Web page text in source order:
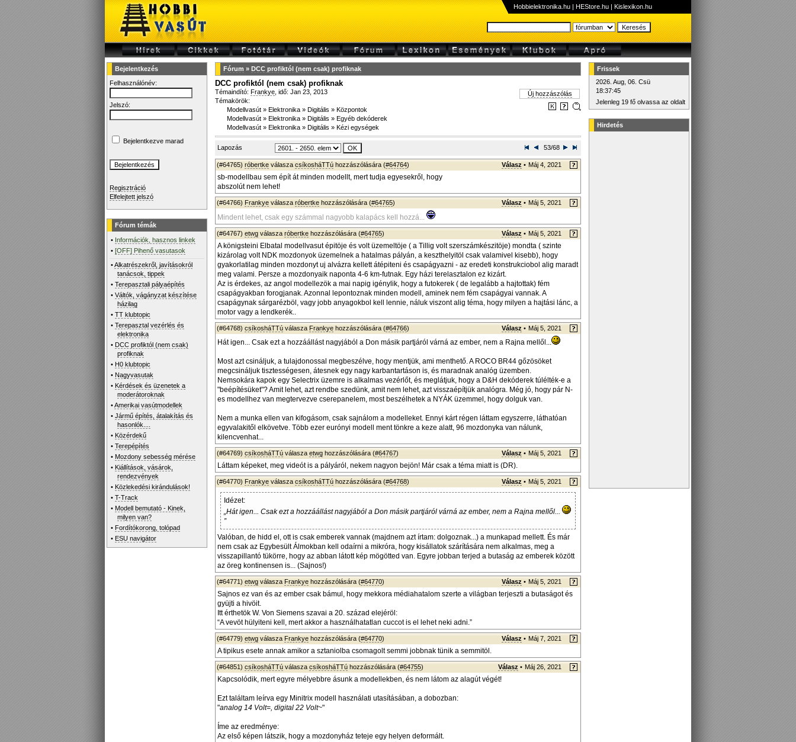
Hobbielektronika.hu | HEStore.hu | Kislexikon.hu
Bejelentkezés
Felhasználónév:
Jelszó:
Bejelentkezve marad
Regisztráció
Elfelejtett jelszó
Fórum témák
• Információk, hasznos linkek
•[OFF] Pihenő vasutasok
•Alkatrészekről, javításokról
tanácsok, tippek
•Terepasztali pályaépítés
•Váltók, vágányzat készítése
házilag
•TT klubtopic
•Terepasztal vezérlés és
elektronika
• DCC profiktól (nem csak)
profiknak
• H0 klubtopic
• Nagyvasutak
• Kérdések és üzenetek a
moderátoroknak
•Amerikai vasútmodellek
•Jármű építés, átalakítás és
hasonlók....
• Közérdekű
•Terepépítés
• Mozdony sebesség mérése
• Kiállítások, vásárok,
rendezvények
• Közlekedési kirándulások!
•T-Track
• Modell bemutató - Kinek,
milyen van?
• Fordítókorong, tolópad
• ESU navigátor
Fórum » DCC profiktól (nem csak) profiknak
DCC profiktól (nem csak) profiknak
Témaindító: Frankye , idő: Jan 23, 2013
Témakörök:
Modellvasút » Elektronika » Digitális » Központok
Modellvasút » Elektronika » Digitális » Egyéb dekóderek
Modellvasút » Elektronika » Digitális » Kézi egységek
Új hozzászólás
Lapozás 53/68
(#64765) róbertke válasza csíkosháTTú hozzászólására (#64764) Válasz • Máj 4, 2021
sb-modellbau sem épít át minden modellt, mert tudja egyesekről, hogy
abszolút nem lehet!
(#64766) Frankye válasza róbertke hozzászólására (#64765) Válasz • Máj 5, 2021
Mindent lehet, csak egy számmal nagyobb kalapács kell hozzá...
(#64767) etwg válasza róbertke hozzászólására (#64765) Válasz • Máj 5, 2021
A königsteini Elbatal modellvasut épitöje és volt üzemeltöje ( a Tillig volt szerszámkészitöje) mondta ( szinte
kizárolag volt NDK mozdonyok üzemelnek a hatalmas pályán, a keszthelyitöl csak valamivel kisebb), hogy
gyakorlatilag minden mozdonyt uj alvázra kellett átépiteni és csapágyazni - az eredeti konstrukciobol alig maradt
meg valami. Persze a mozdonyaik naponta 4-6 km-futnak. Egy házi terelasztalon ez kizárt.
Az is érdekes, az angol modellezök a mai napig igénylik, hogy a futokerek ( de legalább a hajtottak) fém
csapágyakban forogjanak. Azonnal lepontoznak minden modell, aminek nem fém csapágyai vannak. A
csapágynak sárgarézböl, vagy jobb anyagokbol kell lennie, náluk viszont alig téma, hogy milyen a hajtási lánc, a
motor vagy a lendkerék..
(#64768) csíkosháTTú válasza Frankye hozzászólására (#64766) Válasz • Máj 5, 2021
Hát igen... Csak ezt a hozzáállást nagyjából a Don másik partjáról várná az ember, nem a Rajna mellől...
Most azt csináljuk, a tulajdonossal megbeszélve, hogy mentjük, ami menthető. A ROCO BR44 gőzösöket
megcsináljuk tisztességesen, átesnek egy nagy karbantartáson is, és maradnak analóg üzemben.
Nemsokára kapok egy Selectrix üzemre is alkalmas vezérlőt, és meglátjuk, hogy a D&H dekóderek túlélték-e a
"beépítésüket"? Amit lehet, azt rendbe szedünk, amit nem lehet, azt visszaépítjük analógra. Még jó, hogy pár N-
es modellhez van megtervezve cserepanelem, most beszélhetek a NYÁK üzemmel, hogy dolguk van.
Nem a munka ellen van kifogásom, csak sajnálom a modelleket. Ennyi kárt régen láttam egyszerre, láthatóan
egyvalakitől elkövetve. Több ezer eurónyi modell ment tönkre a keze alatt, 96 mozdonyka van nálunk,
kilencvenhat...
(#64769) csíkosháTTú válasza etwg hozzászólására (#64767) Válasz • Máj 5, 2021
Láttam képeket, meg videót is a pályáról, nekem nagyon bejön! Már csak a téma miatt is (DR).
(#64770) Frankye válasza csíkosháTTú hozzászólására (#64768) Válasz • Máj 5, 2021
Idézet:
„Hát igen... Csak ezt a hozzáállást nagyjából a Don másik partjáról várná az ember, nem a Rajna mellől...
”
Valóban, de hidd el, ott is csak emberek vannak (majdnem azt írtam: dolgoznak...) a munkapad mellett. És már
nem csak az Egybesült Álmokban kell odaírni a mikróra, hogy kisállatok szárítására nem alkalmas, meg a
visszapillantó tükörre, hogy az abban látott kép mögötted van. Egyre jobban terjed a butaság az emberek között
az öreg kontinensen is... (Sajnos!)
(#64771) etwg válasza Frankye hozzászólására (#64770) Válasz • Máj 5, 2021
Sajnos ez van és az ember csak bámul, hogy mekkora médiahatalom szerte a világban terjeszti a butaságot és
gyüjti a hivöit.
Itt érthetök W. Von Siemens szavai a 20. század elejéröl:
“A vevöt hülyiteni kell, mert akkor a használhatatlan cuccot is el lehet neki adni.”
(#64779) etwg válasza Frankye hozzászólására (#64770) Válasz • Máj 7, 2021
A tipikus esete annak amikor a sztaniolba csomagolt semmi jobbnak tünik a semmitöl.
(#64851) csíkosháTTú válasza csíkosháTTú hozzászólására (#64755) Válasz • Máj 26, 2021
Kapcsolódik, mert egyre mélyebbre ásunk a modellekben, és nem látom az alagút végét!
Ezt találtam leírva egy Minitrix modell használati utasításában, a dobozban:
"analog 14 Volt=, digital 22 Volt~"
Íme az eredménye:
Az első képen látszik, hogy a mozdonyház teteje egy helyen deformált.
Frissek
2026. Aug, 06. Csü
18:37:45
Jelenleg 19 fő olvassa az oldalt
Hirdetés